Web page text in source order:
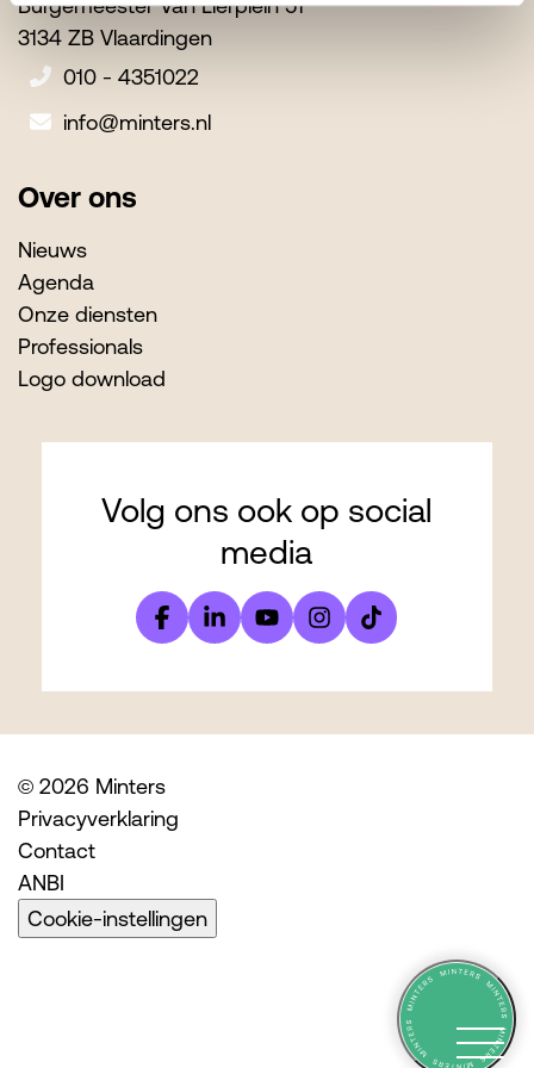
Burgemeester Van Lierplein 51
3134 ZB Vlaardingen
010 - 4351022
info@minters.nl
Over ons
Nieuws
Agenda
Onze diensten
Professionals
Logo download
Volg ons ook op social
media
© 2026 Minters
Privacyverklaring
Contact
ANBI
Cookie-instellingen